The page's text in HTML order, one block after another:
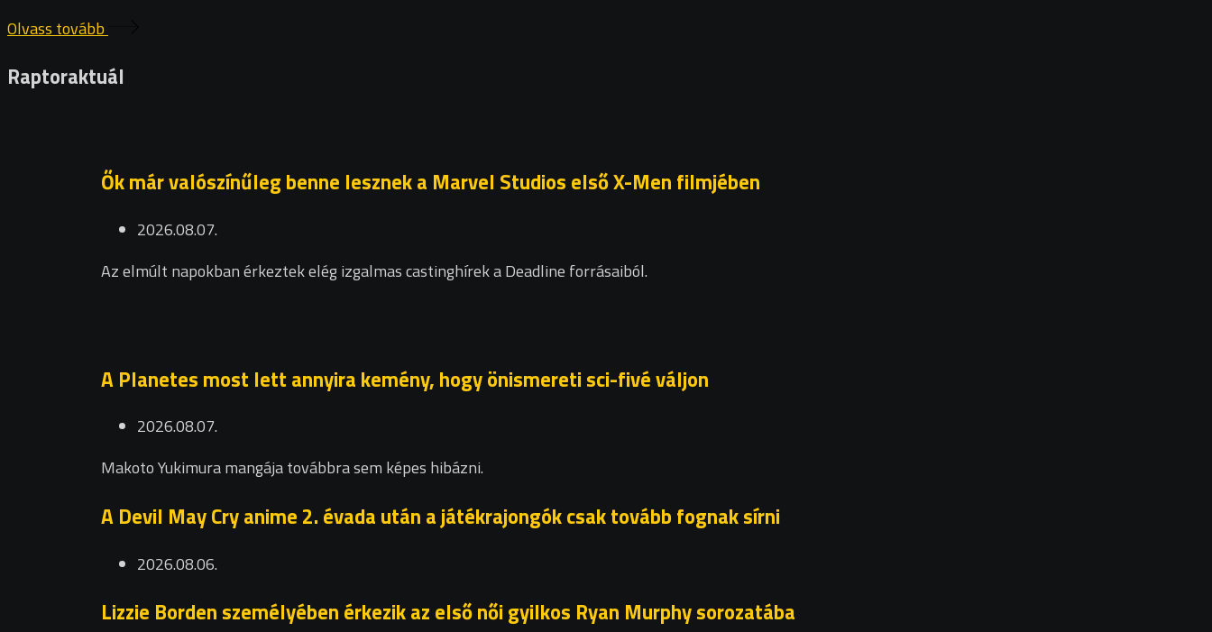
Olvass tovább
Raptoraktuál
Ők már valószínűleg benne lesznek a Marvel Studios első X-Men filmjében
2026.08.07.
Az elmúlt napokban érkeztek elég izgalmas castinghírek a Deadline forrásaiból.
A Planetes most lett annyira kemény, hogy önismereti sci-fivé váljon
2026.08.07.
Makoto Yukimura mangája továbbra sem képes hibázni.
A Devil May Cry anime 2. évada után a játékrajongók csak tovább fognak sírni
2026.08.06.
Lizzie Borden személyében érkezik az első női gyilkos Ryan Murphy sorozatába